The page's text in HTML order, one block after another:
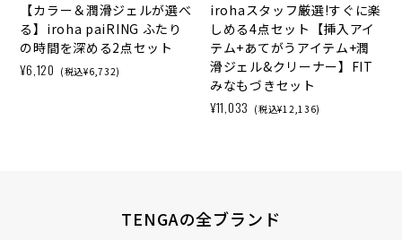
【カラー＆潤滑ジェルが選べ
る】iroha paiRING ふたり
の時間を深める2点セット
¥6,120 (税込¥6,732)
irohaスタッフ厳選!すぐに楽
しめる4点セット【挿入アイ
テム+あてがうアイテム+潤
滑ジェル&クリーナー】FIT
みなもづきセット
¥11,033 (税込¥12,136)
TENGAの全ブランド